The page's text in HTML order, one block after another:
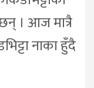
। आज मात्रै
नाका हुँदै